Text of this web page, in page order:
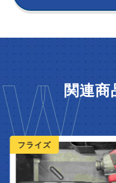
関連商
イズ